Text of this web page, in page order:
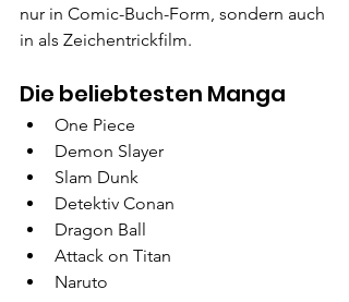
nur in Comic-Buch-Form, sondern auch
in als Zeichentrickfilm.
Die beliebtesten Manga
One Piece
Demon Slayer
Slam Dunk
Detektiv Conan
Dragon Ball
Attack on Titan
Naruto